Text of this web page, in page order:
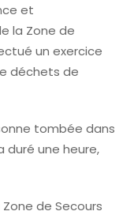
et
la Zone de
un exercice
déchets de
tombée dans
duré une heure,
de Secours